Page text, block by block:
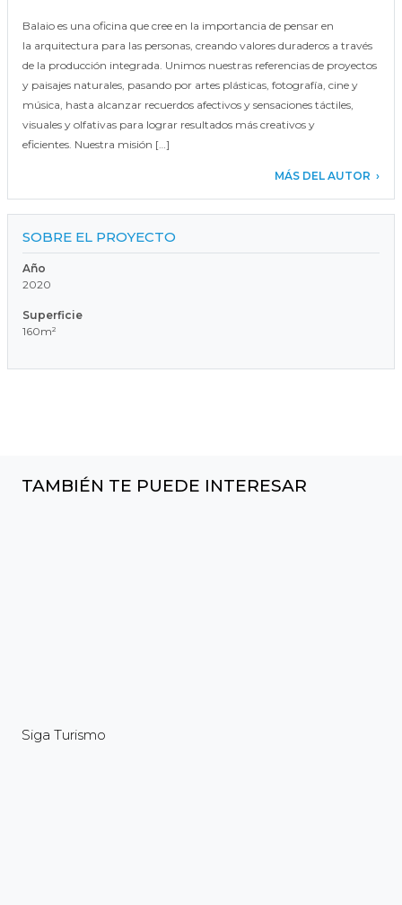
Balaio es una oficina que cree en la importancia de pensar en
la arquitectura para las personas, creando valores duraderos a través
de la producción integrada. Unimos nuestras referencias de proyectos
y paisajes naturales, pasando por artes plásticas, fotografía, cine y
música, hasta alcanzar recuerdos afectivos y sensaciones táctiles,
visuales y olfativas para lograr resultados más creativos y
eficientes. Nuestra misión […]
MÁS DEL AUTOR
SOBRE EL PROYECTO
Año
2020
Superficie
160m²
TAMBIÉN TE PUEDE INTERESAR
Siga Turismo